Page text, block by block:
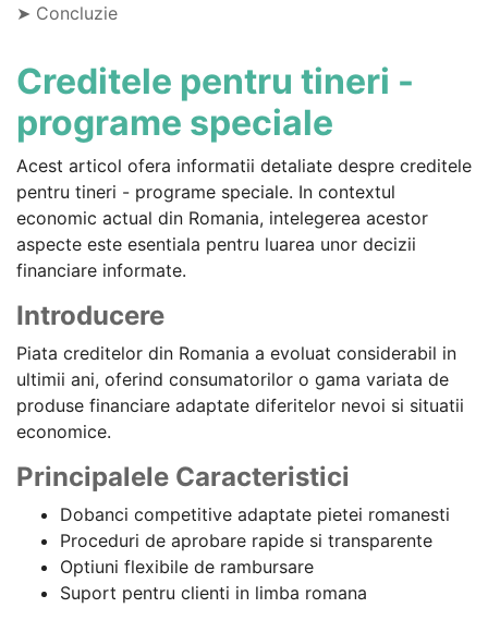
➤ Concluzie
Creditele pentru tineri -
programe speciale
Acest articol ofera informatii detaliate despre creditele
pentru tineri - programe speciale. In contextul
economic actual din Romania, intelegerea acestor
aspecte este esentiala pentru luarea unor decizii
financiare informate.
Introducere
Piata creditelor din Romania a evoluat considerabil in
ultimii ani, oferind consumatorilor o gama variata de
produse financiare adaptate diferitelor nevoi si situatii
economice.
Principalele Caracteristici
Dobanci competitive adaptate pietei romanesti
Proceduri de aprobare rapide si transparente
Optiuni flexibile de rambursare
Suport pentru clienti in limba romana